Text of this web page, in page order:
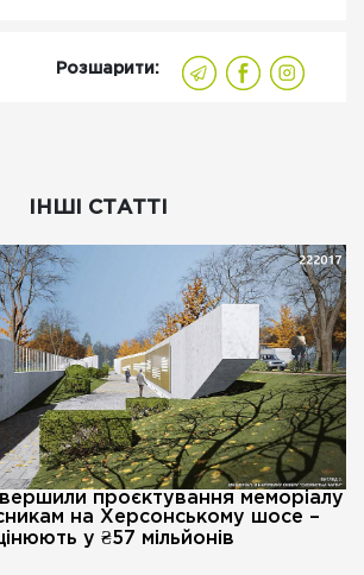
Розшарити:
ІНШІ СТАТТІ
проєктування меморіалу
на Херсонському шосе –
у ₴57 мільйонів